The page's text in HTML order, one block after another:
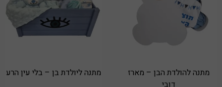
מתנה להולדת הבן – מארז
מתנה ליולדת בן – בלי עין הרע